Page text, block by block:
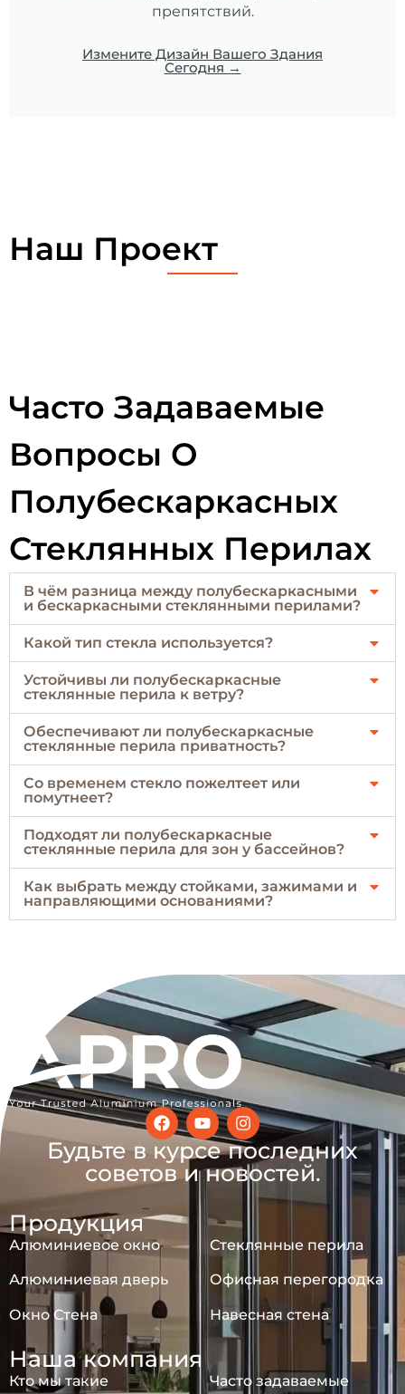
препятствий.
Измените Дизайн Вашего Здания
Сегодня →
Наш Проект
Часто Задаваемые
Вопросы О
Полубескаркасных
Стеклянных Перилах
В чём разница между полубескаркасными
и бескаркасными стеклянными перилами?
Какой тип стекла используется?
Устойчивы ли полубескаркасные
стеклянные перила к ветру?
Обеспечивают ли полубескаркасные
стеклянные перила приватность?
Со временем стекло пожелтеет или
помутнеет?
Подходят ли полубескаркасные
стеклянные перила для зон у бассейнов?
Как выбрать между стойками, зажимами и
направляющими основаниями?
Будьте в курсе последних
советов и новостей.
Продукция
Алюминиевое окно
Алюминиевая дверь
Окно Стена
Стеклянные перила
Офисная перегородка
Навесная стена
Наша компания
Кто мы такие Часто задаваемые